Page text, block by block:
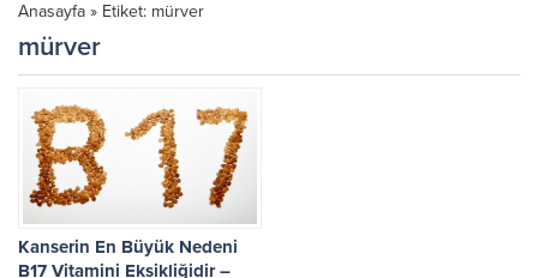
Anasayfa » Etiket: mürver
mürver
Kanserin En Büyük Nedeni
B17 Vitamini Eksikliğidir –